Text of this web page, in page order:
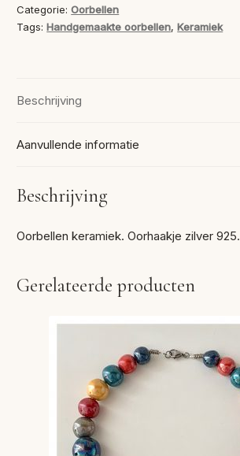
Categorie:Oorbellen
Tags:Handgemaakte oorbellen,Keramiek
Beschrijving
Aanvullende informatie
Beschrijving
Oorbellen keramiek. Oorhaakje zilver 925.
Gerelateerde producten